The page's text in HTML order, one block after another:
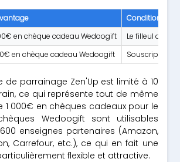
Conditions
en chèque cadeau Wedoogift
Le filleul doit
en chèque cadeau Wedoogift Souscription
de parrainage Zen'Up est limité à 10
ce qui représente tout de même
1 000€ en chèques cadeaux pour le
Wedoogift sont utilisables
enseignes partenaires (Amazon,
Carrefour, etc.), ce qui en fait une
flexible et attractive.